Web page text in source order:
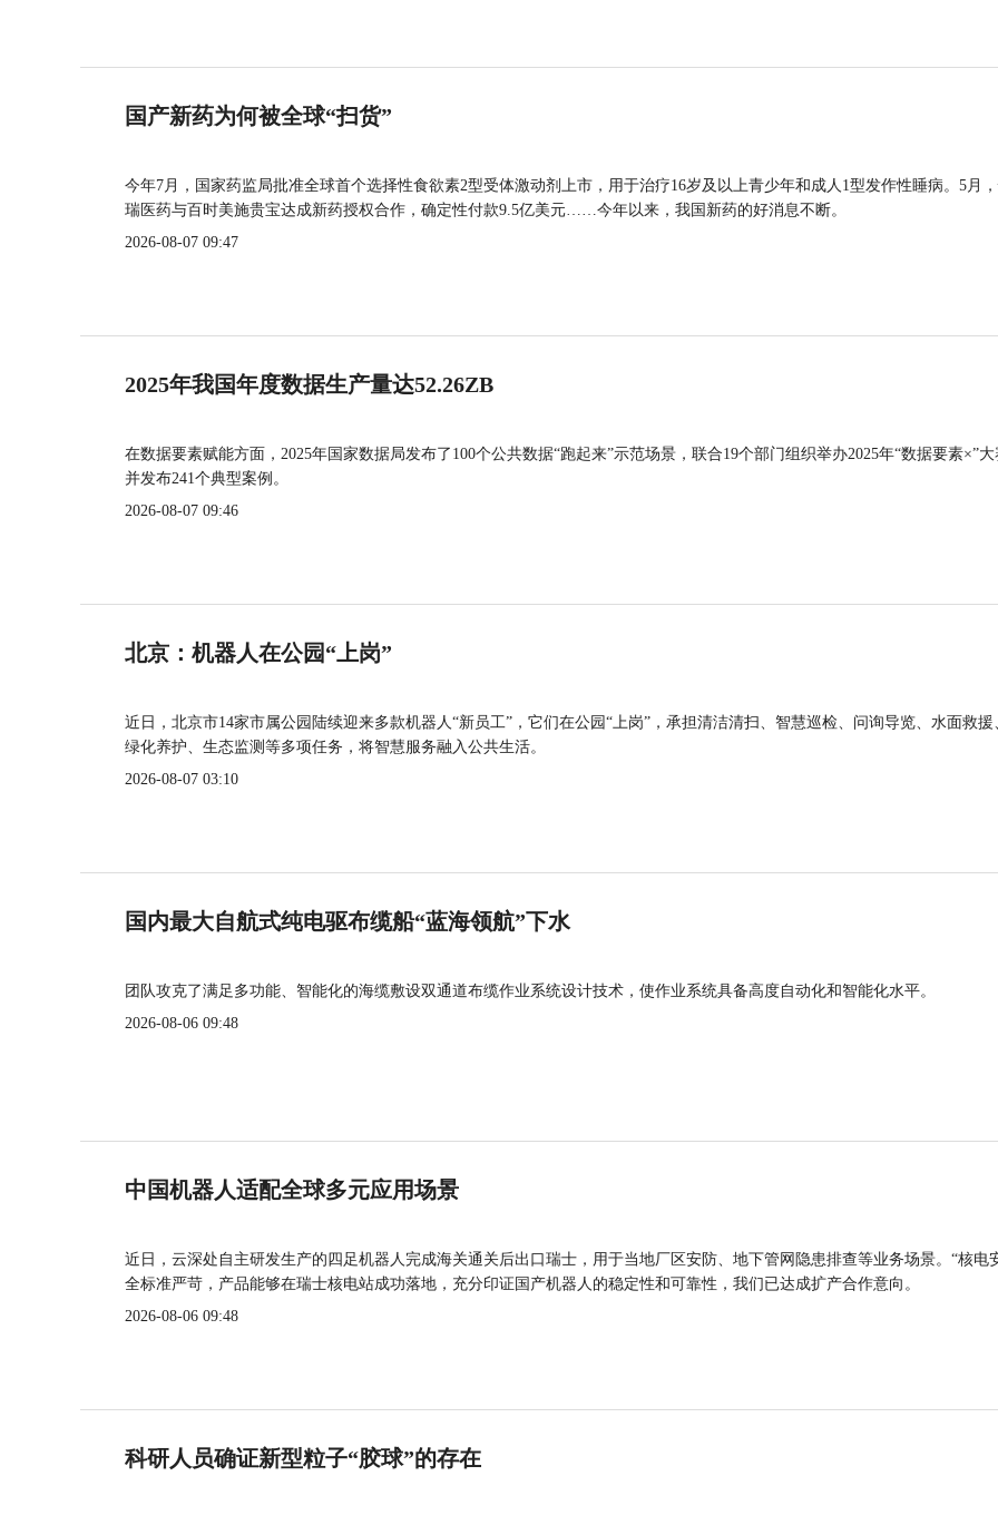
国产新药为何被全球“扫货”
今年7月，国家药监局批准全球首个选择性食欲素2型受体激动剂上市，用于治疗16岁及以上青少年和成人1型发作性睡病。5月
瑞医药与百时美施贵宝达成新药授权合作，确定性付款9.5亿美元……今年以来，我国新药的好消息不断。
2026-08-07 09:47
2025年我国年度数据生产量达52.26ZB
在数据要素赋能方面，2025年国家数据局发布了100个公共数据“跑起来”示范场景，联合19个部门组织举办2025年“数据要素×”大
并发布241个典型案例。
2026-08-07 09:46
北京：机器人在公园“上岗”
近日，北京市14家市属公园陆续迎来多款机器人“新员工”，它们在公园“上岗”，承担清洁清扫、智慧巡检、问询导览、水面救援
绿化养护、生态监测等多项任务，将智慧服务融入公共生活。
2026-08-07 03:10
国内最大自航式纯电驱布缆船“蓝海领航”下水
团队攻克了满足多功能、智能化的海缆敷设双通道布缆作业系统设计技术，使作业系统具备高度自动化和智能化水平。
2026-08-06 09:48
中国机器人适配全球多元应用场景
近日，云深处自主研发生产的四足机器人完成海关通关后出口瑞士，用于当地厂区安防、地下管网隐患排查等业务场景。“核电
全标准严苛，产品能够在瑞士核电站成功落地，充分印证国产机器人的稳定性和可靠性，我们已达成扩产合作意向。
2026-08-06 09:48
科研人员确证新型粒子“胶球”的存在